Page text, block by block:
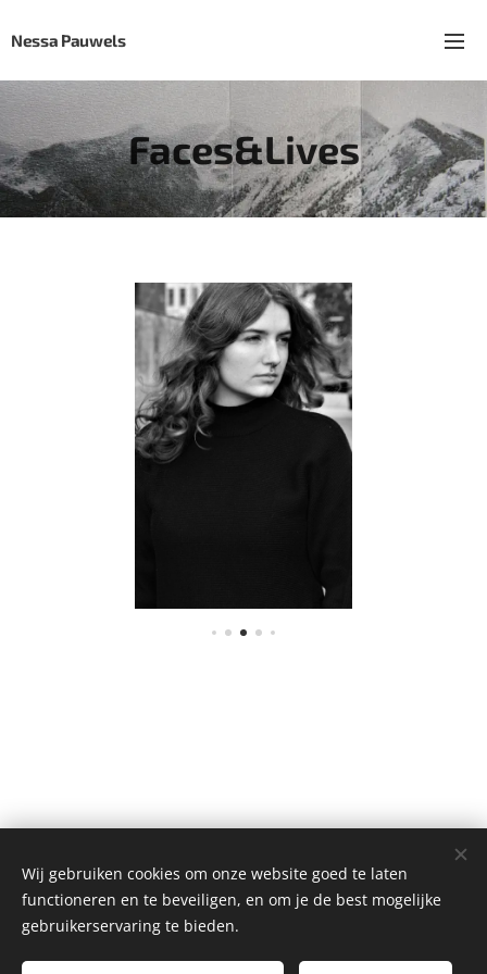
Nessa Pauwels
Faces&Lives
Wij gebruiken cookies om onze website goed te laten
functioneren en te beveiligen, en om je de best mogelijke
gebruikerservaring te bieden.